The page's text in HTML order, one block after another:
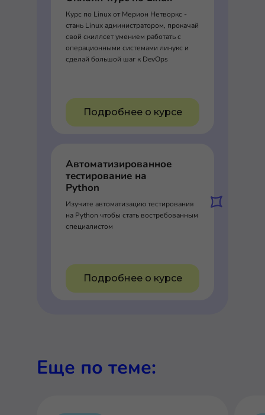
Курс по Linux от Мерион Нетворкс -
стань Linux администратором, прокачай
свой скиллсет умением работать с
операционными системами линукс и
сделай большой шаг к DevOps
Подробнее о курсе
Автоматизированное
тестирование на
Python
Изучите автоматизацию тестирования
на Python чтобы стать востребованным
специалистом
Подробнее о курсе
Еще по теме: